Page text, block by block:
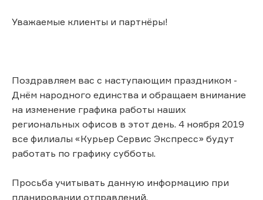
Уважаемые клиенты и партнёры!
Поздравляем вас с наступающим праздником -
Днём народного единства и обращаем внимание
на изменение графика работы наших
региональных офисов в этот день. 4 ноября 2019
все филиалы «Курьер Сервис Экспресс» будут
работать по графику субботы.
Просьба учитывать данную информацию при
планировании отправлений.